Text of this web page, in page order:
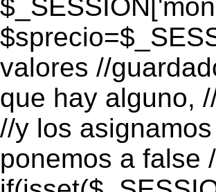
valores //
que hay alguno,
//y los
ponemos a false